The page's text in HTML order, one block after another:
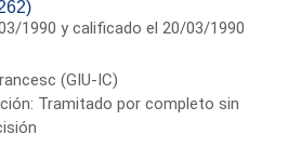
1990 y calificado el 20/03/1990
(GIU-IC)
Tramitado por completo sin